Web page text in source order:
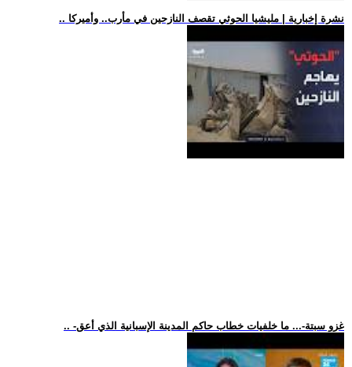
.. نشرة إخبارية | مليشيا الحوثي تقصف النازحين في مأرب.. وأميركا
.. -غزو سبتة-... ما خلفيات خطاب حاكم المدينة الإسبانية الذي أعق